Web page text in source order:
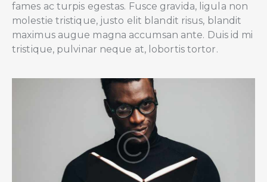
fames ac turpis egestas. Fusce gravida, ligula non
molestie tristique, justo elit blandit risus, blandit
maximus augue magna accumsan ante. Duis id mi
tristique, pulvinar neque at, lobortis tortor.